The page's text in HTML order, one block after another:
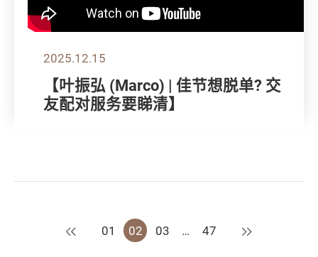
2025.12.15
【叶振弘 (Marco) | 佳节想脱单? 交
友配对服务要睇清】
上一页
01 02 03 … 47 下一页